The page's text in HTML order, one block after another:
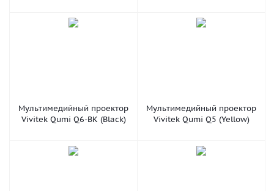
Мультимедийный проектор
Vivitek Qumi Q6-BK (Black)
Мультимедийный проектор
Vivitek Qumi Q5 (Yellow)